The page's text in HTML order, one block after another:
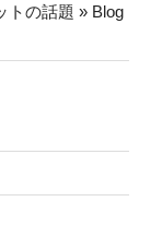
トの話題 » Blog